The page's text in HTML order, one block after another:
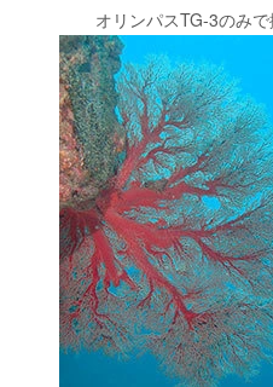
オリンパスTG-3のみ